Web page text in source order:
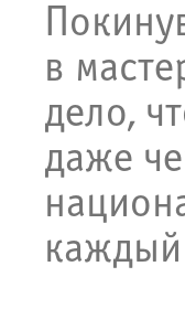
в
дело,
даже